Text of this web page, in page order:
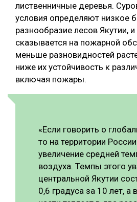
лиственничные деревья.
условия определяют низкое
разнообразие лесов Якутии,
сказывается на пожарной
меньше разновидностей
ниже их устойчивость к
включая пожары.
«Если говорить о
то на территории
увеличение средней
воздуха. Темпы этого
центральной Якутии
0,6 градуса за 10 лет, а